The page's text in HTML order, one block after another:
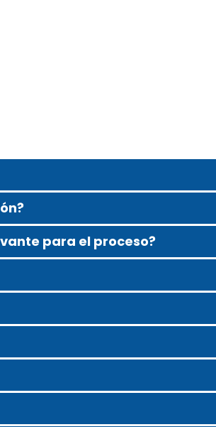
para el proceso?